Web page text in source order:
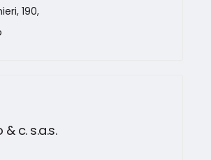
190,
c. s.a.s.